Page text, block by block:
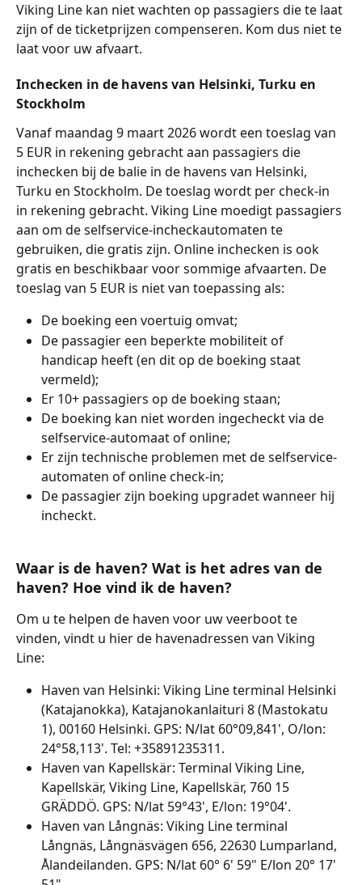
Viking Line kan niet wachten op passagiers die te laat
zijn of de ticketprijzen compenseren. Kom dus niet te
laat voor uw afvaart.
Inchecken in de havens van Helsinki, Turku en
Stockholm
Vanaf maandag 9 maart 2026 wordt een toeslag van
5 EUR in rekening gebracht aan passagiers die
inchecken bij de balie in de havens van Helsinki,
Turku en Stockholm. De toeslag wordt per check-in
in rekening gebracht. Viking Line moedigt passagiers
aan om de selfservice-incheckautomaten te
gebruiken, die gratis zijn. Online inchecken is ook
gratis en beschikbaar voor sommige afvaarten. De
toeslag van 5 EUR is niet van toepassing als:
De boeking een voertuig omvat;
De passagier een beperkte mobiliteit of
handicap heeft (en dit op de boeking staat
vermeld);
Er 10+ passagiers op de boeking staan;
De boeking kan niet worden ingecheckt via de
selfservice-automaat of online;
Er zijn technische problemen met de selfservice-
automaten of online check-in;
De passagier zijn boeking upgradet wanneer hij
incheckt.
Waar is de haven? Wat is het adres van de
haven? Hoe vind ik de haven?
Om u te helpen de haven voor uw veerboot te
vinden, vindt u hier de havenadressen van Viking
Line:
Haven van Helsinki: Viking Line terminal Helsinki
(Katajanokka), Katajanokanlaituri 8 (Mastokatu
1), 00160 Helsinki. GPS: N/lat 60°09,841', O/lon:
24°58,113'. Tel: +35891235311.
Haven van Kapellskär: Terminal Viking Line,
Kapellskär, Viking Line, Kapellskär, 760 15
GRÄDDÖ. GPS: N/lat 59°43', E/lon: 19°04'.
Haven van Långnäs: Viking Line terminal
Långnäs, Långnäsvägen 656, 22630 Lumparland,
Ålandeilanden. GPS: N/lat 60° 6' 59" E/lon 20° 17'